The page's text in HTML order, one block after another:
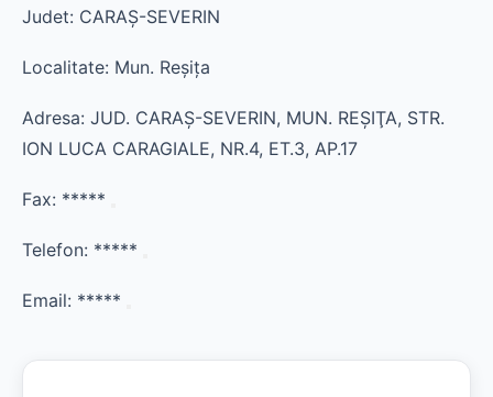
Judet: CARAŞ-SEVERIN
Localitate: Mun. Reşiţa
Adresa: JUD. CARAŞ-SEVERIN, MUN. REŞIŢA, STR.
ION LUCA CARAGIALE, NR.4, ET.3, AP.17
Fax: *****
Telefon: *****
Email: *****